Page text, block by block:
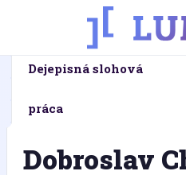
Domovská stránka Domáce
Dejepisná slohová
práca
Dobroslav